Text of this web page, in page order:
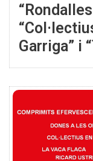
Garriga” i
apartats
Premis